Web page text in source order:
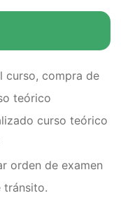
curso, compra de
teórico
curso teórico
orden de examen
tránsito.